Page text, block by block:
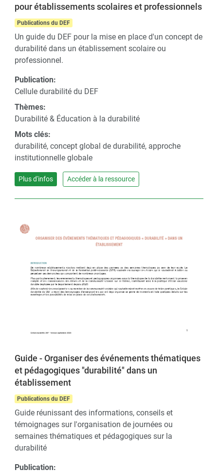
pour établissements scolaires et professionnels
Publications du DEF
Un guide du DEF pour la mise en place d'un concept de
durabilité dans un établissement scolaire ou
professionnel.
Publication:
Cellule durabilité du DEF
Thèmes:
Durabilité & Éducation à la durabilité
Mots clés:
durabilité, concept global de durabilité, approche
institutionnelle globale
Plus d'infos Accéder à la ressource
Guide - Organiser des événements thématiques
et pédagogiques "durabilité" dans un
établissement
Publications du DEF
Guide réunissant des informations, conseils et
témoignages sur l'organisation de journées ou
semaines thématiques et pédagogiques sur la
durabilité
Publication: